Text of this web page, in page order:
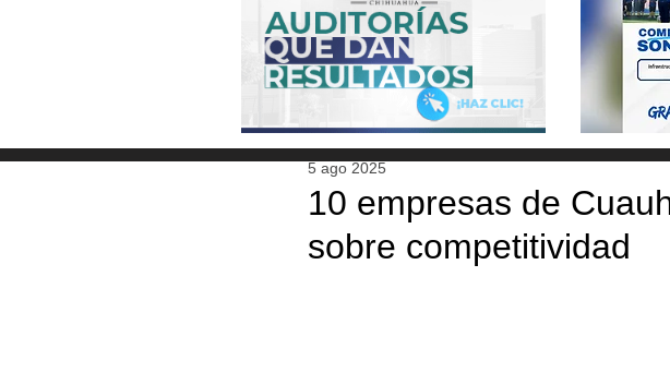
10 empresas de
sobre competitividad
5 ago 2025